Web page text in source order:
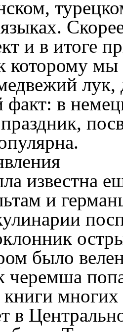
и в итоге
которому
лук,
в
известна
и
было
черемша
в